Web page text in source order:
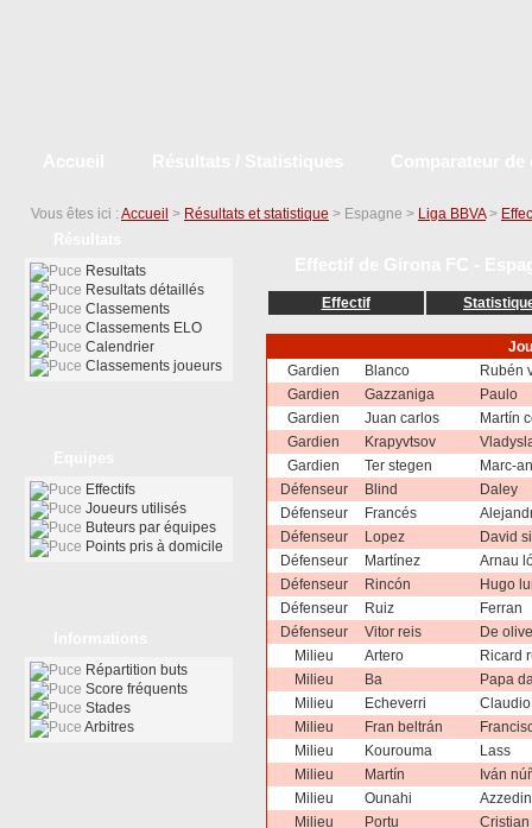
Vous êtes ici : Accueil > Résultats et statistique > Espagne > Liga BBVA>
Effectif
Gardien
Blanco
Rubén
Gardien
Gazzaniga
Paulo
Gardien
Juan carlos
Martín
Gardien
Krapyvtsov
Gardien
Ter stegen
Marc-
Défenseur
Blind
Daley
Défenseur
Francés
Défenseur
Lopez
David
Défenseur
Martínez
Arnau
Défenseur
Rincón
Hugo
Défenseur
Ruiz
Ferran
Défenseur
Vitor reis
De
Milieu
Artero
Ricard
Milieu
Ba
Papa
Milieu
Echeverri
Milieu
Fran beltrán
Milieu
Kourouma
Lass
Milieu
Martín
Iván
Milieu
Ounahi
Milieu
Portu
Resultats
Resultats détaillés
Classements
Classements ELO
Calendrier
Classements joueurs
Effectifs
Joueurs utilisés
Buteurs par équipes
Points pris à domicile
Répartition buts
Score fréquents
Stades
Arbitres